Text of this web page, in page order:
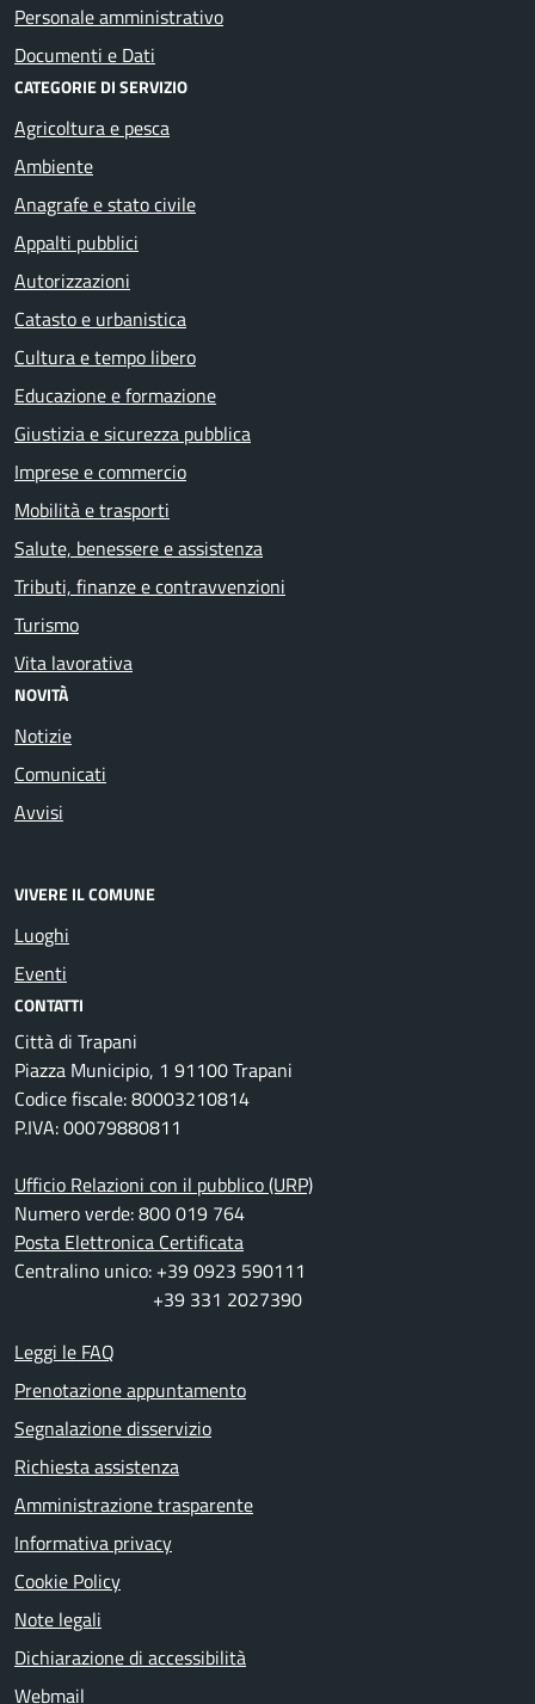
Personale amministrativo
Documenti e Dati
CATEGORIE DI SERVIZIO
Agricoltura e pesca
Ambiente
Anagrafe e stato civile
Appalti pubblici
Autorizzazioni
Catasto e urbanistica
Cultura e tempo libero
Educazione e formazione
Giustizia e sicurezza pubblica
Imprese e commercio
Mobilità e trasporti
Salute, benessere e assistenza
Tributi, finanze e contravvenzioni
Turismo
Vita lavorativa
NOVITÀ
Notizie
Comunicati
Avvisi
VIVERE IL COMUNE
Luoghi
Eventi
CONTATTI
Città di Trapani
Piazza Municipio, 1 91100 Trapani
Codice fiscale: 80003210814
P.IVA: 00079880811
Ufficio Relazioni con il pubblico (URP)
Numero verde: 800 019 764
Posta Elettronica Certificata
Centralino unico: +39 0923 590111
+39 331 2027390
Leggi le FAQ
Prenotazione appuntamento
Segnalazione disservizio
Richiesta assistenza
Amministrazione trasparente
Informativa privacy
Cookie Policy
Note legali
Dichiarazione di accessibilità
Webmail